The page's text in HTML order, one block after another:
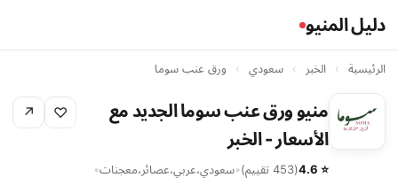
دليل المنيو
الرئيسية › الخبر › سعودي › ورق عنب سوما
منيو ورق عنب سوما الجديد مع
الأسعار - الخبر
⭐ 4.6 (453 تقييم) •سعودي،عربي،عصائر،معجنات•
♡
↗